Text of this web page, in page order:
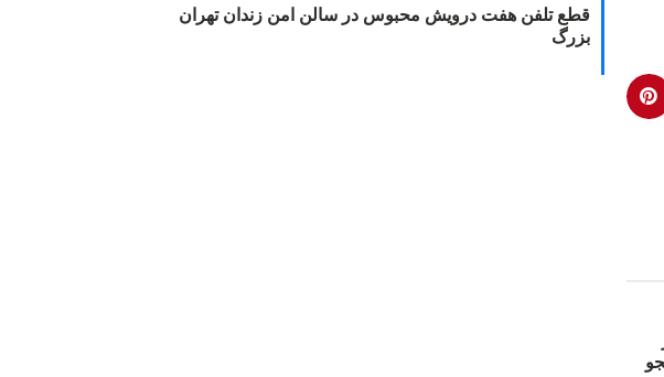
قطع تلفن هفت درویش محبوس در سالن امن زندان تهران
بزرگ